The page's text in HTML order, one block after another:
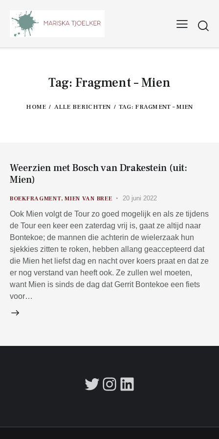
Tag: Fragment – Mien
HOME ALLE BERICHTEN TAG: FRAGMENT – MIEN
Weerzien met Bosch van Drakestein (uit:
Mien)
BOEKFRAGMENT,MIEN VAN BREE 20 juni 2022
Ook Mien volgt de Tour zo goed mogelijk en als ze tijdens
de Tour een keer een zaterdag vrij is, gaat ze altijd naar
Bontekoe; de mannen die achterin de wielerzaak hun
sjekkies zitten te roken, hebben allang geaccepteerd dat
die Mien het liefst dag en nacht over koers praat en dat ze
er nog verstand van heeft ook. Ze zullen wel moeten,
want Mien is sinds de dag dat Gerrit Bontekoe een fiets
voor…
Twitter
Instagram
LinkedIn